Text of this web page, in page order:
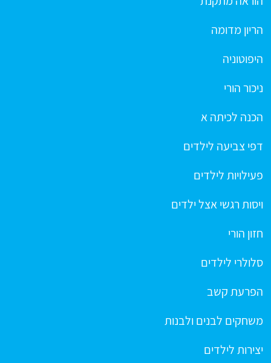
הריון מדומה
היפוטוניה
ניכור הורי
הכנה לכיתה א
דפי צביעה לילדים
פעילויות לילדים
ויסות רגשי אצל ילדים
חזון הורי
סלולרי לילדים
הפרעת קשב
משחקים לבנים ולבנות
יצירות לילדים